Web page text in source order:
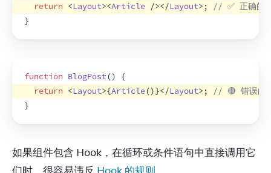
return <Layout><Article /></Layout> ;
// ✅ 正确的
}
function BlogPost()
{
return <Layout>{Article()}</Layout> ;
// 🔴 错误的
}
如果组件包含 Hook，在循环或条件语句中直接调用它